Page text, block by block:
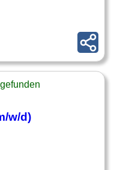
w/d)